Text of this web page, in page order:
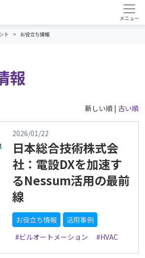
ト お役立ち情報
報
新しい順 | 古い順
2026/01/22
日本総合技術株式会
社：電設DXを加速す
るNessum活用の最前
線
お役立ち情報
活用事例
#ビルオートメーション
#HVAC